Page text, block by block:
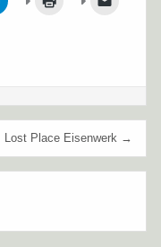
Lost Place Eisenwerk →